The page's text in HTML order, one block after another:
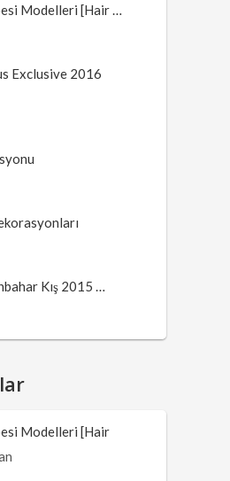
Modelleri [Hair …
Exclusive 2016
Kış 2015 …
Modelleri [Hair